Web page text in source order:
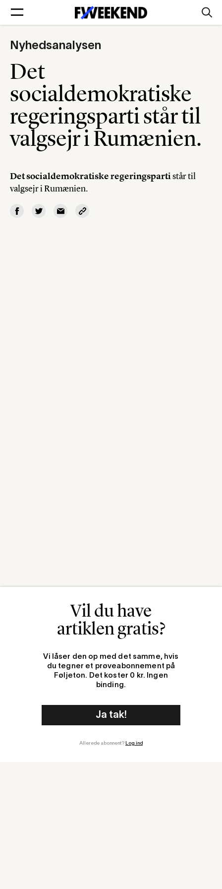
Forsider
Føljetoner
Søg
Min side
Nyhedsanalysen
Det
socialdemokratiske
regeringsparti står til
valgsejr i Rumænien.
Det socialdemokratiske regeringspartistår til
valgsejr i Rumænien.
Vil du have
artiklen gratis?
Vi låser den op med det samme, hvis
du tegner et prøveabonnement på
Føljeton. Det koster 0 kr. Ingen
binding.
Allerede abonnent? Log ind